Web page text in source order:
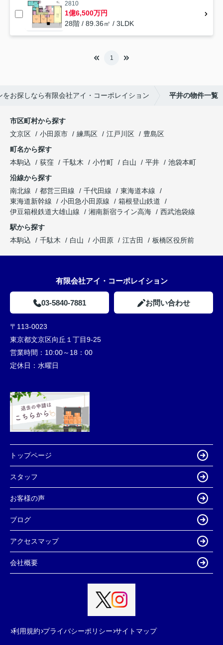
2810
1億6,500万円
28階 / 89.36㎡ / 3LDK
1
お探しなら有限会社アイ・コーポレイション 平井の物件一覧
市区町村から探す
文京区
小田原市 練馬区 江戸川区
豊島区
町名から探す
本駒込
荻窪 千駄木 小竹町 白山 平井
池袋本町
沿線から探す
南北線
都営三田線 千代田線
東海道本線
東海道新幹線
小田急小田原線
箱根登山鉄道
伊豆箱根鉄道大雄山線
湘南新宿ライン高海
西武池袋線
駅から探す
本駒込
千駄木 白山 小田原 江古田 板橋区役所前
有限会社アイ・コーポレイション
03-5840-7881 お問い合わせ
〒113-0023
東京都文京区向丘１丁目9-25
営業時間： 10:00～18：00
定休日： 水曜日
トップページ
スタッフ
お客様の声
ブログ
アクセスマップ
会社概要
利用規約 プライバシーポリシー サイトマップ